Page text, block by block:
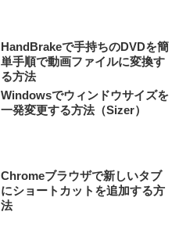
HandBrakeで手持ちのDVDを簡
単手順で動画ファイルに変換す
る方法
Windowsでウィンドウサイズを
一発変更する方法（Sizer）
Chromeブラウザで新しいタブ
にショートカットを追加する方
法